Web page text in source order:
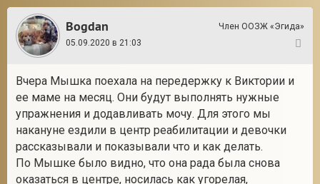
Bogdan
Член ООЗЖ «Эгида»
05.09.2020 в 21:03
Вчера Мышка поехала на передержку к Виктории и
ее маме на месяц. Они будут выполнять нужные
упражнения и додавливать мочу. Для этого мы
накануне ездили в центр реабилитации и девочки
рассказывали и показывали что и как делать.
По Мышке было видно, что она рада была снова
оказаться в центре, носилась как угорелая,